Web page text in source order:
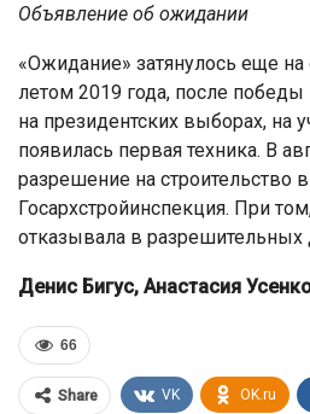
Объявление об ожидании
«Ожидание» затянулось еще на
летом 2019 года, после
на президентских выборах, на
появилась первая техника. В
разрешение на строительство
Госархстройинспекция. При
отказывала в разрешительных
Денис Бигус, Анастасия
66
Share VK OK.ru